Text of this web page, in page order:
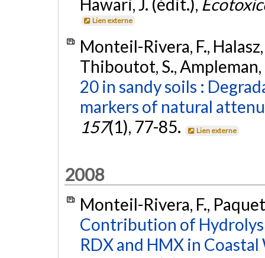
Hawari, J. (édit.),
Lien externe
Monteil-Rivera, F.,
Thiboutot, S.,
20 in sandy soils :
markers of natural
157(1), 77-85. Lien externe
2008
Monteil-Rivera, F.,
Contribution of
RDX and HMX in